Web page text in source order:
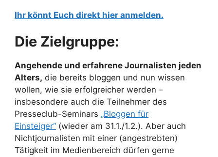
Ihr könnt Euch direkt hier anmelden.
Die Zielgruppe:
Angehende und erfahrene Journalisten jeden
Alters, die bereits bloggen und nun wissen
wollen, wie sie erfolgreicher werden –
insbesondere auch die Teilnehmer des
Presseclub-Seminars „Bloggen für
Einsteiger“ (wieder am 31.1./1.2.). Aber auch
Nichtjournalisten mit einer (angestrebten)
Tätigkeit im Medienbereich dürfen gerne